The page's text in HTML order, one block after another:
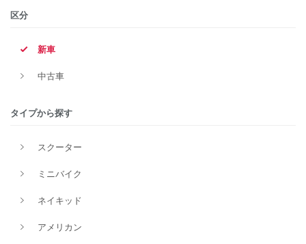
区分
新車
中古車
タイプから探す
スクーター
ミニバイク
ネイキッド
アメリカン
排気量
価格